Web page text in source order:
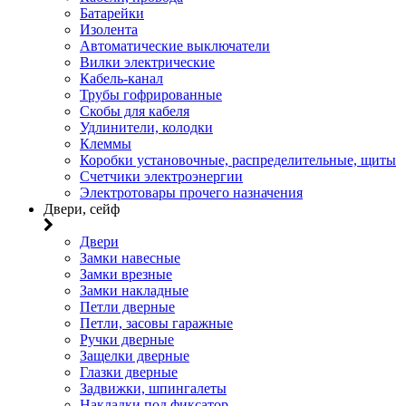
Батарейки
Изолента
Автоматические выключатели
Вилки электрические
Кабель-канал
Трубы гофрированные
Скобы для кабеля
Удлинители, колодки
Клеммы
Коробки установочные, распределительные, щиты
Счетчики электроэнергии
Электротовары прочего назначения
Двери, сейф
Двери
Замки навесные
Замки врезные
Замки накладные
Петли дверные
Петли, засовы гаражные
Ручки дверные
Защелки дверные
Глазки дверные
Задвижки, шпингалеты